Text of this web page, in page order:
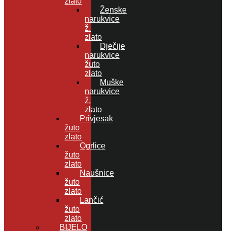
Ženske
narukvice
ž.
zlato
Dječije
narukvice
žuto
zlato
Muške
narukvice
ž.
zlato
Privjesak
žuto
zlato
Ogrlice
žuto
zlato
Naušnice
žuto
zlato
Lančić
žuto
zlato
BIJELO